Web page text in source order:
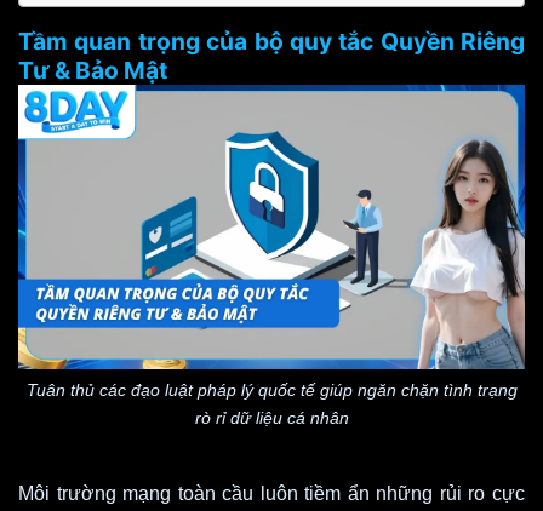
Tầm quan trọng của bộ quy tắc Quyền Riêng
Tư & Bảo Mật
Tuân thủ các đạo luật pháp lý quốc tế giúp ngăn chặn tình trạng
rò rỉ dữ liệu cá nhân
Môi trường mạng toàn cầu luôn tiềm ẩn những rủi ro cực